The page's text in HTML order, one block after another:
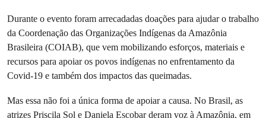
Durante o evento foram arrecadadas doações para ajudar o trabalho
da Coordenação das Organizações Indígenas da Amazônia
Brasileira (COIAB), que vem mobilizando esforços, materiais e
recursos para apoiar os povos indígenas no enfrentamento da
Covid-19 e também dos impactos das queimadas.
Mas essa não foi a única forma de apoiar a causa. No Brasil, as
atrizes Priscila Sol e Daniela Escobar deram voz à Amazônia, em